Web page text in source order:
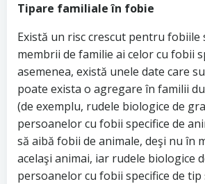
Tipare familiale în fobie
Există un risc crescut pentru fobiile
membrii de familie ai celor cu fobii
asemenea, există unele date care
poate exista o agregare în familii
(de exemplu, rudele biologice de
persoanelor cu fobii specifice de
să aibă fobii de animale, deşi nu în
acelaşi animai, iar rudele biologice
persoanelor cu fobii specifice de